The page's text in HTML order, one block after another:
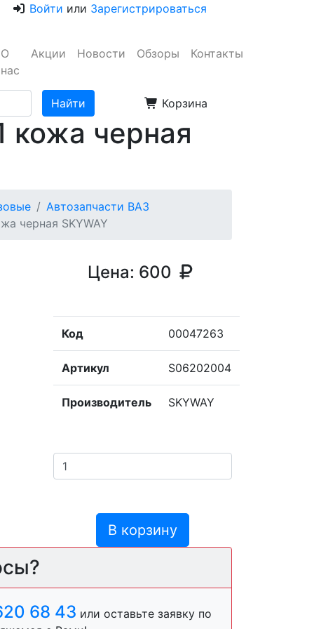
Войти или Зарегистрироваться
О
нас
Акции Новости Обзоры Контакты
Корзина
кожа черная
Автозапчасти ВАЗ
черная SKYWAY
Цена: 600
Код 00047263
Артикул S06202004
Производитель SKYWAY
В корзину
68 43 или оставьте заявку по